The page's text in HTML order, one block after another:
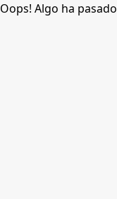
Oops! Algo ha pasado